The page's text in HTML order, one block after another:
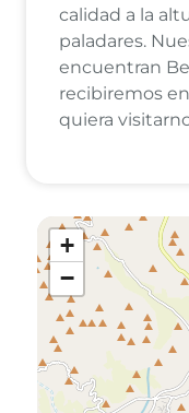
calidad a la
paladares.
encuentran
recibiremos
quiera
+
−